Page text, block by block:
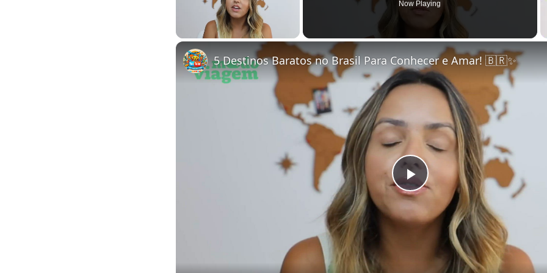
Now Playing
Play Video
5 Destinos Baratos no Brasil Para Conhecer e Amar! 🇧🇷✨